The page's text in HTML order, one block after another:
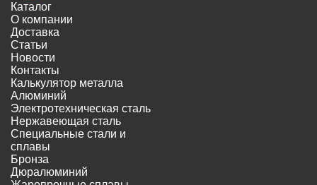
Каталог
О компании
Доставка
Статьи
Новости
Контакты
Калькулятор металла
Алюминий
Электротехническая сталь
Нержавеющая сталь
Специальные стали и
сплавы
Бронза
Дюралюминий